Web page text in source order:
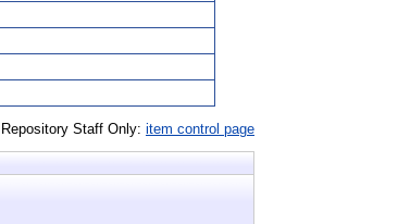
Repository Staff Only: item control page